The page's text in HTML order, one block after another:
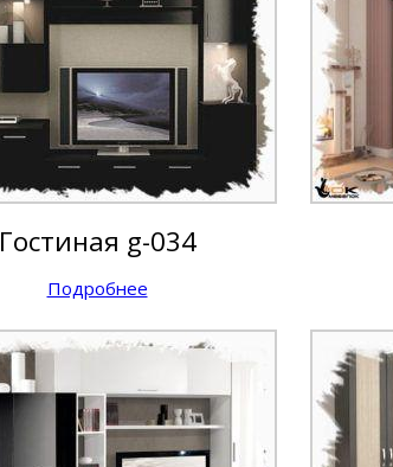
Гостиная g-034
Подробнее